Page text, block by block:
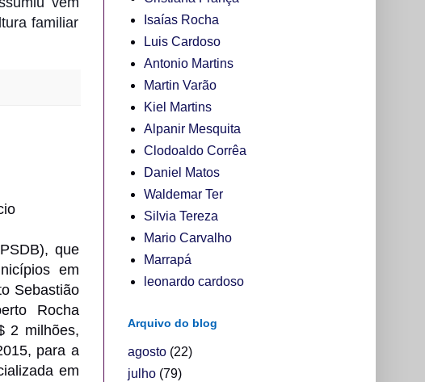
familiar
que
em
Sebastião
Rocha
2 milhões,
para a
em
Isaías Rocha
Luis Cardoso
Antonio Martins
Martin Varão
Kiel Martins
Alpanir Mesquita
Clodoaldo Corrêa
Daniel Matos
Waldemar Ter
Silvia Tereza
Mario Carvalho
Marrapá
leonardo cardoso
Arquivo do blog
agosto(22)
julho(79)